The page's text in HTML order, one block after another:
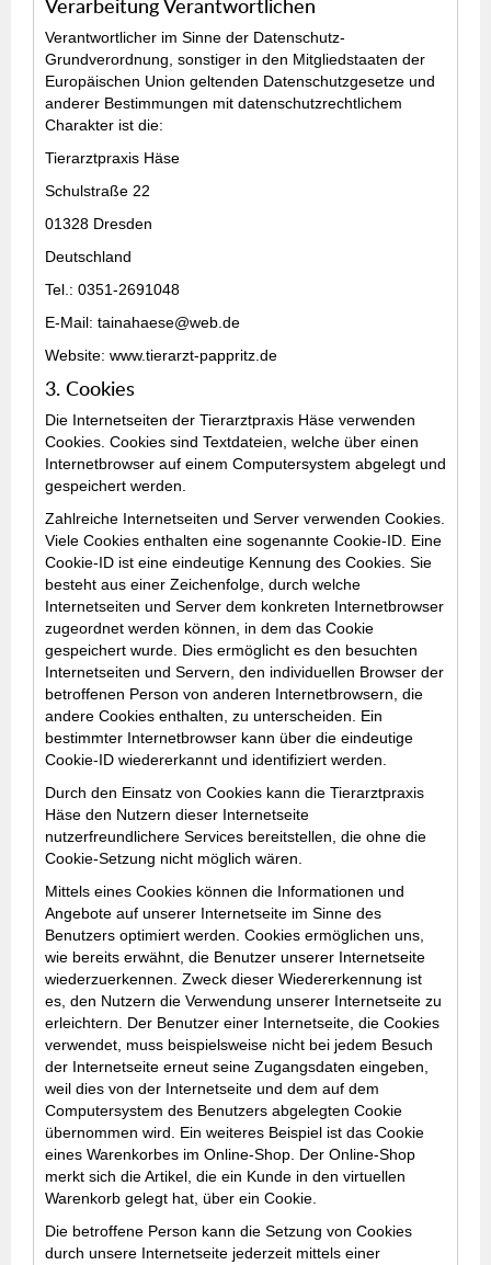
Verantwortlicher im Sinne der Datenschutz-
Grundverordnung, sonstiger in den Mitgliedstaaten der
Europäischen Union geltenden Datenschutzgesetze und
anderer Bestimmungen mit datenschutzrechtlichem
Charakter ist die:
Tierarztpraxis Häse
Schulstraße 22
01328 Dresden
Deutschland
Tel.: 0351-2691048
E-Mail: tainahaese@web.de
Website: www.tierarzt-pappritz.de
3. Cookies
Die Internetseiten der Tierarztpraxis Häse verwenden
Cookies. Cookies sind Textdateien, welche über einen
Internetbrowser auf einem Computersystem abgelegt und
gespeichert werden.
Zahlreiche Internetseiten und Server verwenden Cookies.
Viele Cookies enthalten eine sogenannte Cookie-ID. Eine
Cookie-ID ist eine eindeutige Kennung des Cookies. Sie
besteht aus einer Zeichenfolge, durch welche
Internetseiten und Server dem konkreten Internetbrowser
zugeordnet werden können, in dem das Cookie
gespeichert wurde. Dies ermöglicht es den besuchten
Internetseiten und Servern, den individuellen Browser der
betroffenen Person von anderen Internetbrowsern, die
andere Cookies enthalten, zu unterscheiden. Ein
bestimmter Internetbrowser kann über die eindeutige
Cookie-ID wiedererkannt und identifiziert werden.
Durch den Einsatz von Cookies kann die Tierarztpraxis
Häse den Nutzern dieser Internetseite
nutzerfreundlichere Services bereitstellen, die ohne die
Cookie-Setzung nicht möglich wären.
Mittels eines Cookies können die Informationen und
Angebote auf unserer Internetseite im Sinne des
Benutzers optimiert werden. Cookies ermöglichen uns,
wie bereits erwähnt, die Benutzer unserer Internetseite
wiederzuerkennen. Zweck dieser Wiedererkennung ist
es, den Nutzern die Verwendung unserer Internetseite zu
erleichtern. Der Benutzer einer Internetseite, die Cookies
verwendet, muss beispielsweise nicht bei jedem Besuch
der Internetseite erneut seine Zugangsdaten eingeben,
weil dies von der Internetseite und dem auf dem
Computersystem des Benutzers abgelegten Cookie
übernommen wird. Ein weiteres Beispiel ist das Cookie
eines Warenkorbes im Online-Shop. Der Online-Shop
merkt sich die Artikel, die ein Kunde in den virtuellen
Warenkorb gelegt hat, über ein Cookie.
Die betroffene Person kann die Setzung von Cookies
durch unsere Internetseite jederzeit mittels einer